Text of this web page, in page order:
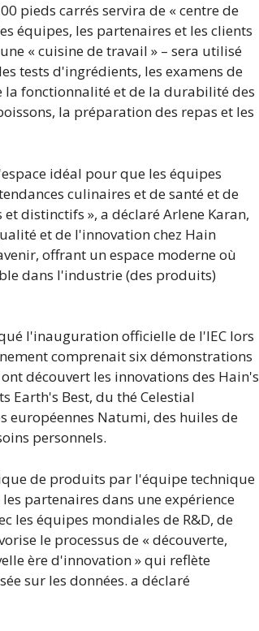
pieds carrés servira de « centre de
équipes, les partenaires et les clients
« cuisine de travail » – sera utilisé
tests d'ingrédients, les examens de
fonctionnalité et de la durabilité des
la préparation des repas et les
idéal pour que les équipes
culinaires et de santé et de
distinctifs », a déclaré Arlene Karan,
et de l'innovation chez Hain
offrant un espace moderne où
dans l'industrie (des produits)
l'inauguration officielle de l'IEC lors
comprenait six démonstrations
découvert les innovations des Hain's
Earth's Best, du thé Celestial
européennes Natumi, des huiles de
personnels.
de produits par l'équipe technique
partenaires dans une expérience
les équipes mondiales de R&D, de
le processus de « découverte,
ère d'innovation » qui reflète
sur les données. a déclaré